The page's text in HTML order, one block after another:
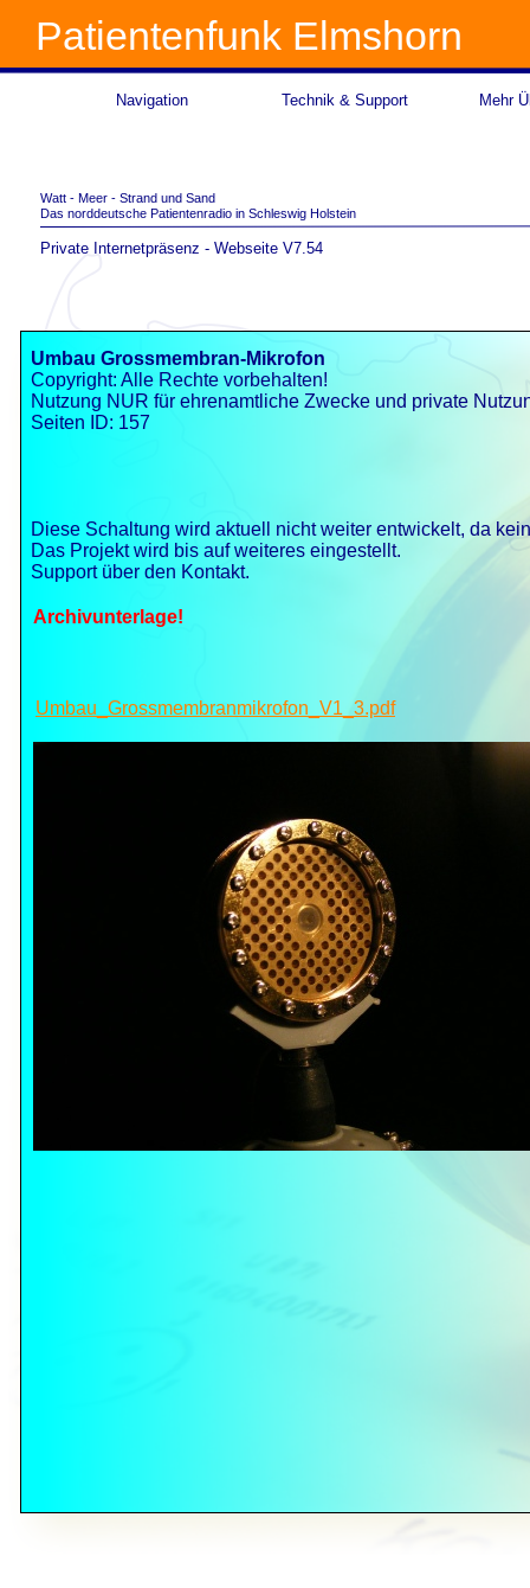
Navigation Technik & Support Mehr
Watt - Meer - Strand und Sand
Das norddeutsche Patientenradio in Schleswig Holstein
Patientenfunk Elmshorn
Private Internetpräsenz - Webseite V7.54
Umbau Grossmembran-Mikrofon
Copyright: Alle Rechte vorbehalten!
Nutzung NUR für ehrenamtliche Zwecke und private
Seiten ID: 157
Diese Schaltung wird aktuell nicht weiter entwickelt, da
Das Projekt wird bis auf weiteres eingestellt.
Support über den Kontakt.
Archivunterlage!
Umbau_Grossmembranmikrofon_V1_3.pdf